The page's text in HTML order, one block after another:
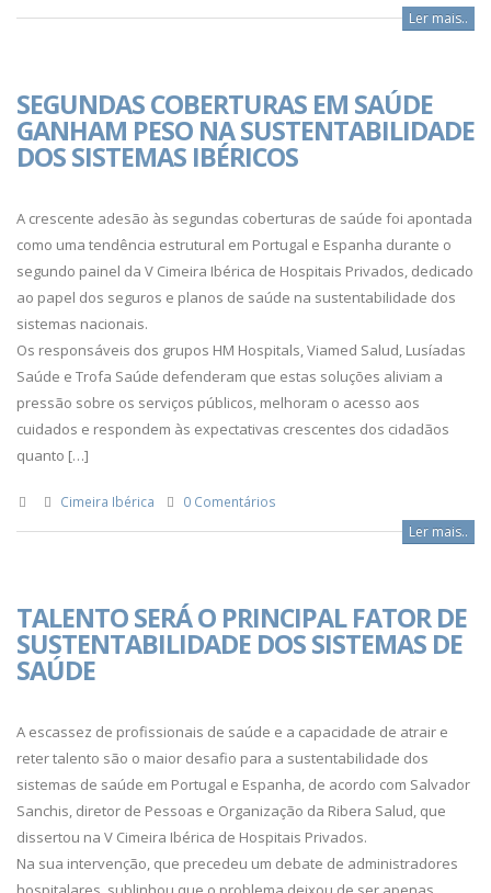
Ler mais..
SEGUNDAS COBERTURAS EM SAÚDE
GANHAM PESO NA SUSTENTABILIDADE
DOS SISTEMAS IBÉRICOS
A crescente adesão às segundas coberturas de saúde foi apontada
como uma tendência estrutural em Portugal e Espanha durante o
segundo painel da V Cimeira Ibérica de Hospitais Privados, dedicado
ao papel dos seguros e planos de saúde na sustentabilidade dos
sistemas nacionais.
Os responsáveis dos grupos HM Hospitals, Viamed Salud, Lusíadas
Saúde e Trofa Saúde defenderam que estas soluções aliviam a
pressão sobre os serviços públicos, melhoram o acesso aos
cuidados e respondem às expectativas crescentes dos cidadãos
quanto […]
Cimeira Ibérica 0 Comentários
Ler mais..
TALENTO SERÁ O PRINCIPAL FATOR DE
SUSTENTABILIDADE DOS SISTEMAS DE
SAÚDE
A escassez de profissionais de saúde e a capacidade de atrair e
reter talento são o maior desafio para a sustentabilidade dos
sistemas de saúde em Portugal e Espanha, de acordo com Salvador
Sanchis, diretor de Pessoas e Organização da Ribera Salud, que
dissertou na V Cimeira Ibérica de Hospitais Privados.
Na sua intervenção, que precedeu um debate de administradores